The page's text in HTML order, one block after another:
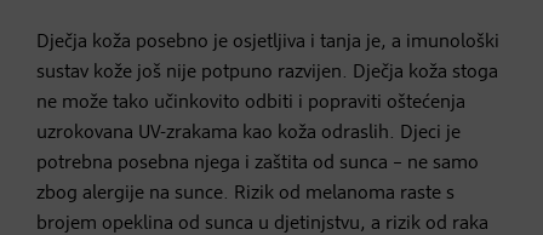
Dječja koža posebno je osjetljiva i tanja je, a imunološki
sustav kože još nije potpuno razvijen. Dječja koža stoga
ne može tako učinkovito odbiti i popraviti oštećenja
uzrokovana UV-zrakama kao koža odraslih. Djeci je
potrebna posebna njega i zaštita od sunca – ne samo
zbog alergije na sunce. Rizik od melanoma raste s
brojem opeklina od sunca u djetinjstvu, a rizik od raka